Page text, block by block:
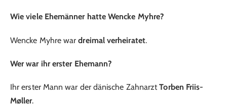
Wie viele Ehemänner hatte Wencke Myhre?
Wencke Myhre wardreimal verheiratet.
Wer war ihr erster Ehemann?
Ihr erster Mann war der dänische ZahnarztTorben Friis-
Møller.